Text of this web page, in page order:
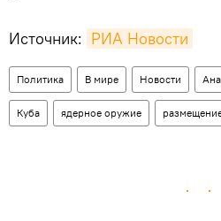
Источник: РИА Новости
Политика В мире Новости
Куба ядерное оружие